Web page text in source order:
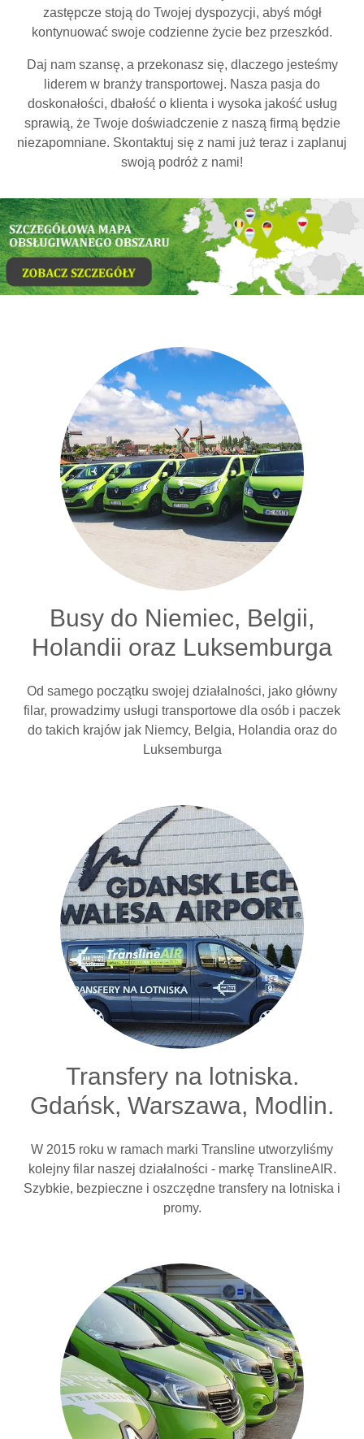
zastępcze stoją do Twojej dyspozycji, abyś mógł
kontynuować swoje codzienne życie bez przeszkód.
Daj nam szansę, a przekonasz się, dlaczego jesteśmy
liderem w branży transportowej. Nasza pasja do
doskonałości, dbałość o klienta i wysoka jakość usług
sprawią, że Twoje doświadczenie z naszą firmą będzie
niezapomniane. Skontaktuj się z nami już teraz i zaplanuj
swoją podróż z nami!
Busy do Niemiec, Belgii,
Holandii oraz Luksemburga
Od samego początku swojej działalności, jako główny
filar, prowadzimy usługi transportowe dla osób i paczek
do takich krajów jak Niemcy, Belgia, Holandia oraz do
Luksemburga
Transfery na lotniska.
Gdańsk, Warszawa, Modlin.
W 2015 roku w ramach marki Transline utworzyliśmy
kolejny filar naszej działalności - markę TranslineAIR.
Szybkie, bezpieczne i oszczędne transfery na lotniska i
promy.